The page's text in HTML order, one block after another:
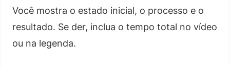
Você mostra o estado inicial, o processo e o
resultado. Se der, inclua o tempo total no vídeo
ou na legenda.